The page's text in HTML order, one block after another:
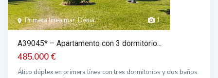
1
Primera linea mar, Dénia
A39045* – Apartamento con 3 dormitorio...
485.000 €
Ático dúplex en primera línea con tres dormitorios y dos baños